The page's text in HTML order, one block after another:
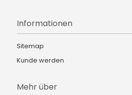
Informationen
Sitemap
Kunde werden
Mehr über